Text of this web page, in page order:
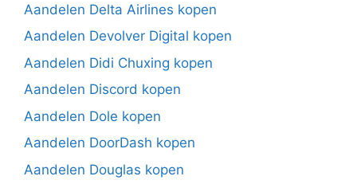
Aandelen Delta Airlines kopen
Aandelen Devolver Digital kopen
Aandelen Didi Chuxing kopen
Aandelen Discord kopen
Aandelen Dole kopen
Aandelen DoorDash kopen
Aandelen Douglas kopen